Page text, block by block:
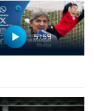
51:59